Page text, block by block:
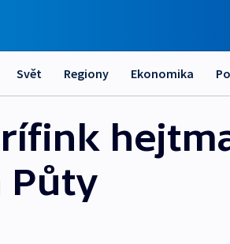
Svět Regiony Ekonomika
Půty